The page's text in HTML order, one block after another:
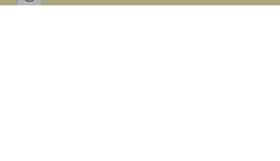
Ouvrir la barre de gestion des